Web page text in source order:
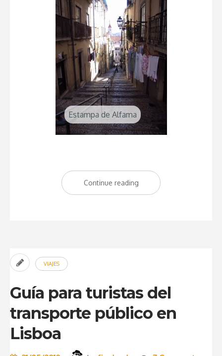
Estampa de Alfama
Continue reading “Algunos
consejos
Lisboa”
VIAJES
Guía para turistas del
transporte público en
Lisboa